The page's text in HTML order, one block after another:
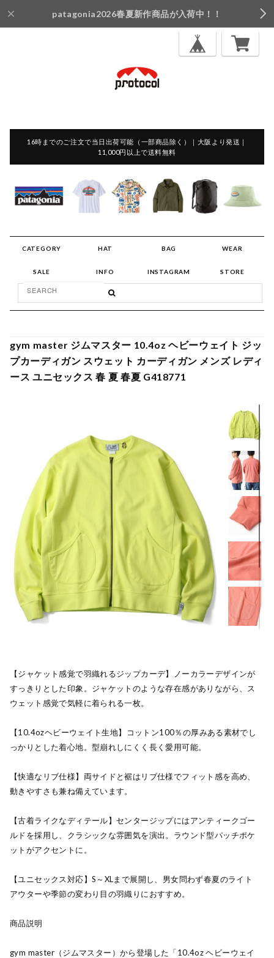
patagonia2026春夏新作商品が入荷中！！
16時までのご注文で当日出荷可能（一部商品除く）｜大阪より発送｜
11,000円以上で送料無料
CATEGORY HAT BAG WEAR
SALE INFO INSTAGRAM STORE
gym master ジムマスター 10.4oz ヘビーウェイト ジッ
プカーディガン スウェット カーディガン メンズ レディ
ース ユニセックス 春 夏 春夏 G418771
【ジャケット感覚で羽織れるジップカーデ】ノーカラーデザインが
すっきりとした印象。ジャケットのような存在感がありながら、ス
ウェット感覚で気軽に着られる一枚。
【10.4ozヘビーウェイト生地】コットン100％の厚みある素材でし
っかりとした着心地。型崩れしにくく長く愛用可能。
【快適なリブ仕様】両サイドと裾はリブ仕様でフィット感を高め、
動きやすさも兼ね備えています。
【古着ライクなディテール】センタージップにはアンティークゴー
ルドを採用し、クラシックな雰囲気を演出。ラウンド型パッチポケ
ットがアクセントに。
【ユニセックス対応】S～XLまで展開し、男女問わず春夏のライト
アウターや季節の変わり目の羽織りにおすすめ。
商品説明
gym master（ジムマスター）から登場した「10.4oz ヘビーウェイ